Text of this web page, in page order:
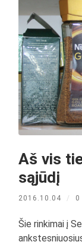
Aš vis
sąjūdį
2016.10.04 / 0
Šie rinkimai į